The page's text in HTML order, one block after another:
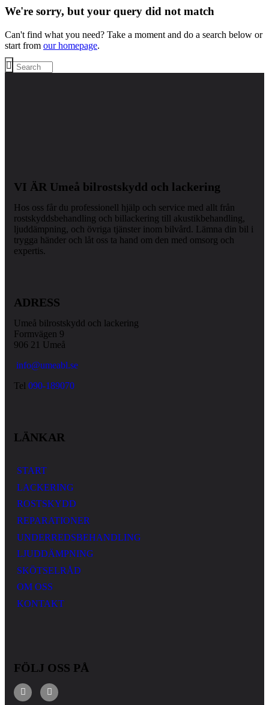
We're sorry, but your query did not match
Can't find what you need? Take a moment and do a search below or
start from our homepage.
VI ÄR Umeå bilrostskydd och lackering
Hos oss får du professionell hjälp och service med allt från
rostskyddsbehandling och billackering till akustikbehandling,
ljuddämpning, och övriga tjänster inom bilvård. Lämna din bil i
trygga händer och låt oss ta hand om den med omsorg och
expertis.
ADRESS
Umeå bilrostskydd och lackering
Formvägen 9
906 21 Umeå
info@umeabl.se
Tel 090-189070
LÄNKAR
START
LACKERING
ROSTSKYDD
REPARATIONER
UNDERREDSBEHANDLING
LJUDDÄMPNING
SKÖTSELRÅD
OM OSS
KONTAKT
FÖLJ OSS PÅ